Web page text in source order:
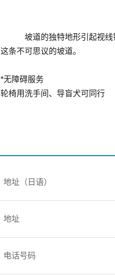
坡道的独特地形引起视线错
这条不可思议的坡道。
*无障碍服务
轮椅用洗手间、导盲犬可同行
地址（日语）
地址
电话号码